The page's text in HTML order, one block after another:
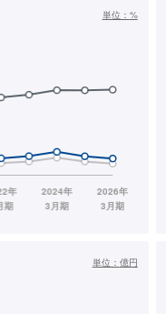
単位： %
単位： 億円